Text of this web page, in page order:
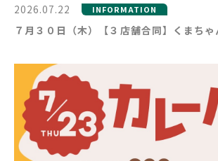
2026.07.22 INFORMATION
７月３０日（木）【３店舗合同】くまちゃ